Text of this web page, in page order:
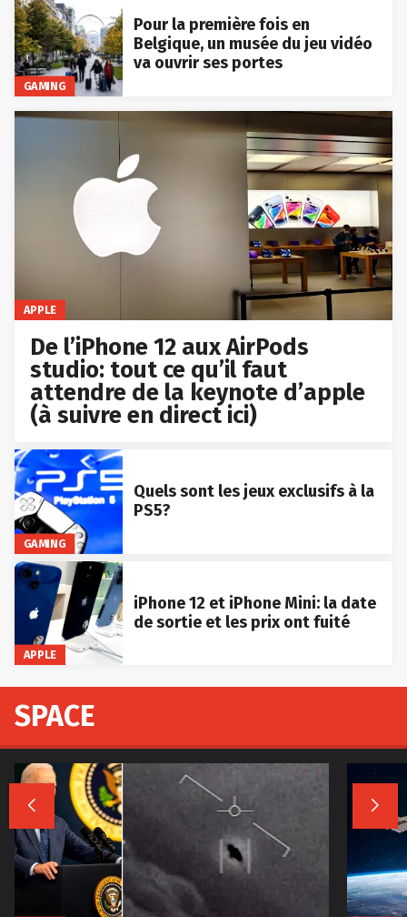
GAMING
Pour la première fois en
Belgique, un musée du jeu vidéo
va ouvrir ses portes
APPLE
De l’iPhone 12 aux AirPods
studio: tout ce qu’il faut
attendre de la keynote d’apple
(à suivre en direct ici)
GAMING
Quels sont les jeux exclusifs à la
PS5?
APPLE
iPhone 12 et iPhone Mini: la date
de sortie et les prix ont fuité
SPACE
 